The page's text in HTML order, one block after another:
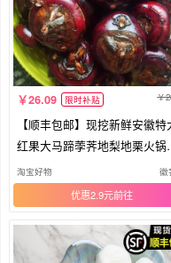
26.09 限时补贴
【顺丰包邮】现挖新鲜安徽特
红果大马蹄荸荠地梨地栗火锅
馅
淘宝好物 徽
优惠2.9元